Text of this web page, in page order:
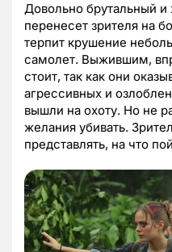
Довольно брутальный
перенесет зрителя на
терпит крушение
самолет. Выжившим,
стоит, так как они
агрессивных и
вышли на охоту. Но не
желания убивать.
представлять, на что